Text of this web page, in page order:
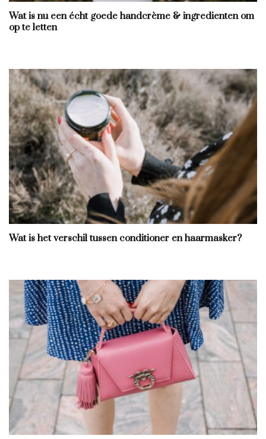
Wat is nu een écht goede handcrème & ingredienten om
op te letten
Wat is het verschil tussen conditioner en haarmasker?